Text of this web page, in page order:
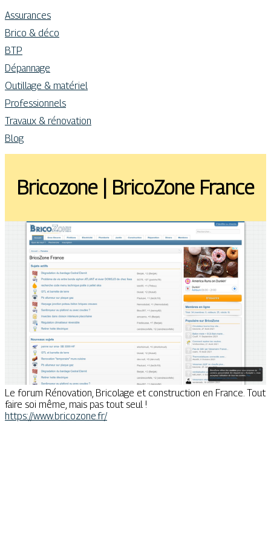
Assurances
Brico & déco
BTP
Dépannage
Outillage & matériel
Professionnels
Travaux & rénovation
Blog
Bricozone | BricoZone France
Le forum Rénovation, Bricolage et construction en France. Tout
faire soi même, mais pas tout seul !
https://www.bricozone.fr/